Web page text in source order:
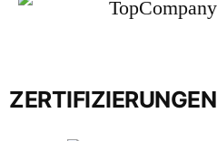
ZERTIFIZIERUNGEN